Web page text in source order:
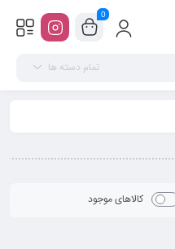
0
تمام دسته ها
کالاهای موجود